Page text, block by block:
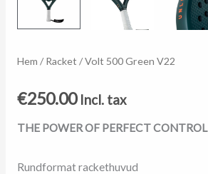
Hem /Racket / Volt 500 Green V22
€250.00 Incl. tax
THE POWER OF PERFECT CONTROL
Rundformat rackethuvud
Volt
Green
V22